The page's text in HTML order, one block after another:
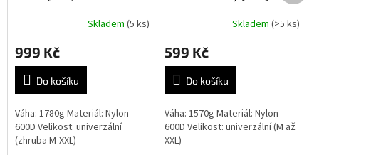
Skladem(5 ks)
999 Kč
Do košíku
Váha: 1780g Materiál: Nylon
600D Velikost: univerzální
(zhruba M-XXL)
produktu
je
5,0
z
5
hvězdiček.
Skladem(>5 ks)
599 Kč
Do košíku
Váha: 1570g Materiál: Nylon
600D Velikost: univerzální (M až
XXL)